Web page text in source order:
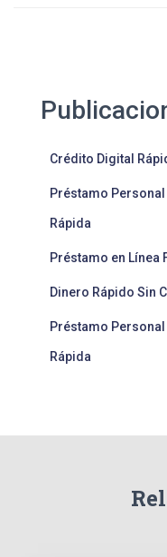
Crédito Digital
Préstamo
Rápida
Préstamo en Línea
Dinero Rápido Sin
Préstamo
Rápida